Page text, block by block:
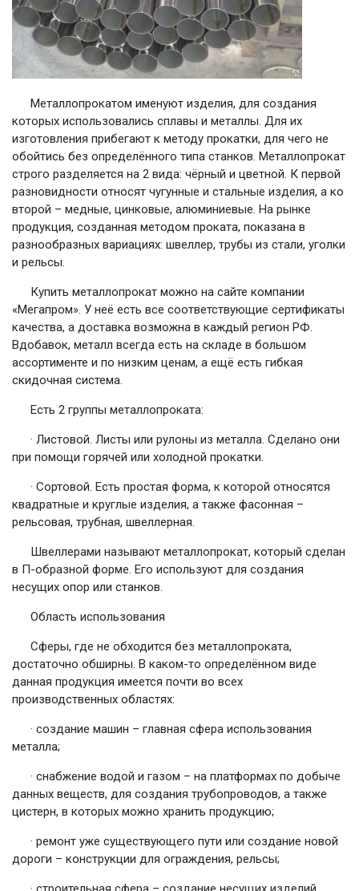
Металлопрокатом именуют изделия, для создания
которых использовались сплавы и металлы. Для их
изготовления прибегают к методу прокатки, для чего не
обойтись без определённого типа станков. Металлопрокат
строго разделяется на 2 вида: чёрный и цветной. К первой
разновидности относят чугунные и стальные изделия, а ко
второй – медные, цинковые, алюминиевые. На рынке
продукция, созданная методом проката, показана в
разнообразных вариациях: швеллер, трубы из стали, уголки
и рельсы.
Купить металлопрокат можно на сайте компании
«Мегапром». У неё есть все соответствующие сертификаты
качества, а доставка возможна в каждый регион РФ.
Вдобавок, металл всегда есть на складе в большом
ассортименте и по низким ценам, а ещё есть гибкая
скидочная система.
Есть 2 группы металлопроката:
· Листовой. Листы или рулоны из металла. Сделано они
при помощи горячей или холодной прокатки.
· Сортовой. Есть простая форма, к которой относятся
квадратные и круглые изделия, а также фасонная –
рельсовая, трубная, швеллерная.
Швеллерами называют металлопрокат, который сделан
в П-образной форме. Его используют для создания
несущих опор или станков.
Область использования
Сферы, где не обходится без металлопроката,
достаточно обширны. В каком-то определённом виде
данная продукция имеется почти во всех
производственных областях:
· создание машин – главная сфера использования
металла;
· снабжение водой и газом – на платформах по добыче
данных веществ, для создания трубопроводов, а также
цистерн, в которых можно хранить продукцию;
· ремонт уже существующего пути или создание новой
дороги – конструкции для ограждения, рельсы;